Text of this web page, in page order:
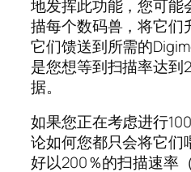
地发挥此功能，您可能
描每个数码兽，将它们
它们馈送到所需的
是您想等到扫描率达到
据。
如果您正在考虑进行
论如何您都只会将它们
好以200％的扫描速率